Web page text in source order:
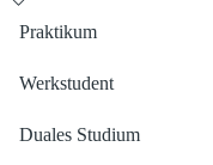
Praktikum
Werkstudent
Duales Studium